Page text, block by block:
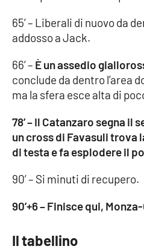
SPECIALI
Buona Sanità Calabria
LA
CALABRIAVISIONE
Eventi
LAC
NETWORK
65’ – Liberali di nuovo da
addosso a Jack.
66’ – È un assedio
conclude da dentro l’area
ma la sfera esce alta di
78’ – Il Catanzaro segna il
un cross di Favasuli trova
di testa e fa esplodere il
90’ – Si minuti di recupero.
90’+6 – Finisce qui,
Il tabellino